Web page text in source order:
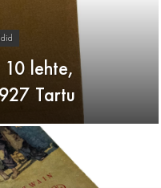
10 lehte,
Tartu